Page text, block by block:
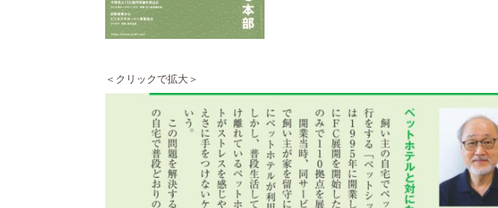
＜クリックで拡大＞